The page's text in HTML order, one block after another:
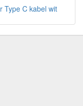
Type C kabel wit